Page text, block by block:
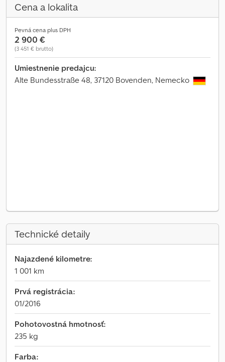
Cena a lokalita
Pevná cena plus DPH
2 900 €
(3 451 € brutto)
Umiestnenie predajcu:
Alte Bundesstraße 48, 37120 Bovenden, Nemecko
Technické detaily
Najazdené kilometre:
1 001 km
Prvá registrácia:
01/2016
Pohotovostná hmotnosť:
235 kg
Farba: